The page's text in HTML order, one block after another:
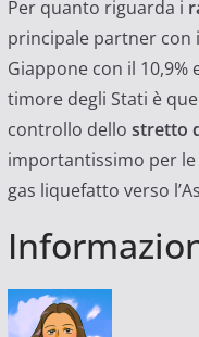
Per quanto riguarda i
principale partner con
Giappone con il 10,9%
timore degli Stati è
controllo dello stretto
importantissimo per
gas liquefatto verso